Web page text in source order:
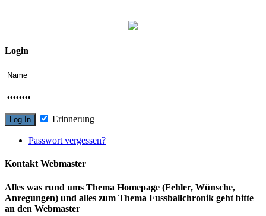
Login
Erinnerung
Passwort vergessen?
Kontakt Webmaster
Alles was rund ums Thema Homepage (Fehler, Wünsche,
Anregungen) und alles zum Thema Fussballchronik geht bitte
an den Webmaster